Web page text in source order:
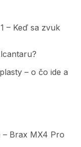
– Keď sa zvuk
– o čo ide a
– Brax MX4 Pro